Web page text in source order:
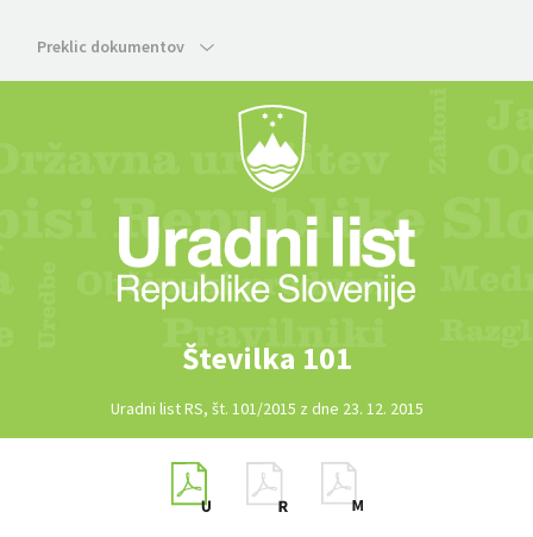
Preklic dokumentov
Številka 101
Uradni list RS, št. 101/2015 z dne 23. 12. 2015